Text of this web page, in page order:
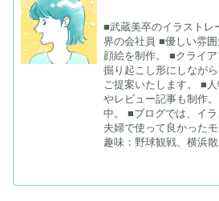
■武蔵美卒のイラストレ
界の会社員 ■優しい雰
顔絵を制作。 ■クライ
掘り起こし形にしなが
ご提案いたします。 ■
やレビュー記事も制作
中。 ■ブログでは、イラ
夫婦で使って良かった
趣味：野球観戦、横浜